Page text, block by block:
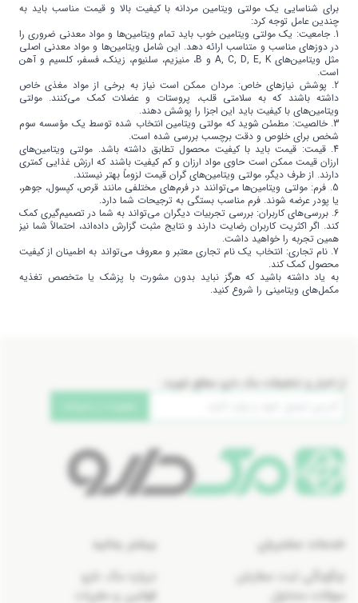
برای شناسایی یک مولتی ویتامین مردانه با کیفیت بالا و قیمت مناسب باید به
چندین عامل توجه کرد:
1. جامعیت: یک مولتی ویتامین خوب باید تمام ویتامین‌ها و مواد معدنی ضروری را
در دوزهای مناسب و متناسب ارائه دهد. این شامل ویتامین‌ها و مواد معدنی اصلی
مثل ویتامین‌های A, C, D, E, K و B، منیزیم، سلنیوم، زینک، فسفر، کلسیم و آهن
است.
2. پوشش نیازهای خاص: مردان ممکن است نیاز به برخی از مواد مغذی خاص
داشته باشند که به سلامتی قلب، پروستات و عضلات کمک می‌کنند. مولتی
ویتامین‌های با کیفیت باید این اجزا را پوشش دهند.
3. خالصیت: مطمئن شوید که مولتی ویتامین انتخاب شده توسط یک مؤسسه سوم
شخص برای خلوص و دقت برچسب بررسی شده است.
4. قیمت: قیمت باید با کیفیت محصول تطابق داشته باشد. مولتی ویتامین‌های
ارزان قیمت ممکن است حاوی مواد ارزان و کم کیفیت باشند که ارزش غذایی کمتری
دارند. از طرف دیگر، مولتی ویتامین‌های گران قیمت لزوماً بهتر نیستند.
5. فرم: مولتی ویتامین‌ها می‌توانند در فرم‌های مختلفی مانند قرص، کپسول، جوهر،
یا پودر عرضه شوند. فرم مناسب بستگی به ترجیحات شما دارد.
6. بررسی‌های کاربران: بررسی تجربیات دیگران می‌تواند به شما در تصمیم‌گیری کمک
کند. اگر اکثریت کاربران رضایت دارند و نتایج مثبت گزارش داده‌اند، احتمالاً شما نیز
همین تجربه را خواهید داشت.
7. نام تجاری: انتخاب یک نام تجاری معتبر و معروف می‌تواند به اطمینان از کیفیت
محصول کمک کند.
به یاد داشته باشید که هرگز نباید بدون مشورت با پزشک یا متخصص تغذیه
مکمل‌های ویتامینی را شروع کنید.
از اخبار و تخفیفات مک دارو مطلع شوید:
خدمات مشتریان
چگونگی ثبت سفارش
سوالات متداول
بیشتر بدانید
درباره مک دارو
قوانین و مقررات